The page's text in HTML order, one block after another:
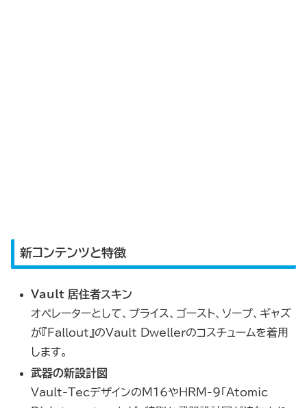
新コンテンツと特徴
Vault 居住者スキン
オペレーターとして、プライス、ゴースト、ソープ、ギャズ
が『Fallout』のVault Dwellerのコスチュームを着用
します。
武器の新設計図
Vault-TecデザインのM16やHRM-9「Atomic